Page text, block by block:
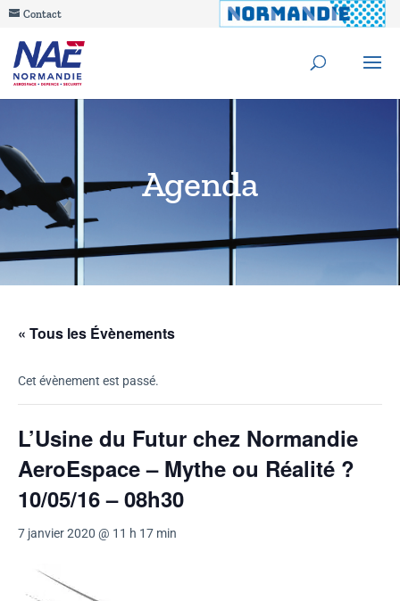
Contact
Agenda
« Tous les Évènements
Cet évènement est passé.
L’Usine du Futur chez Normandie
AeroEspace – Mythe ou Réalité ?
10/05/16 – 08h30
7 janvier 2020 @ 11 h 17 min